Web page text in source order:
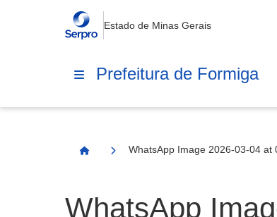
Estado de Minas Gerais
Prefeitura de Formiga
Página Inicial
WhatsApp Image 2026-03-04 at
WhatsApp